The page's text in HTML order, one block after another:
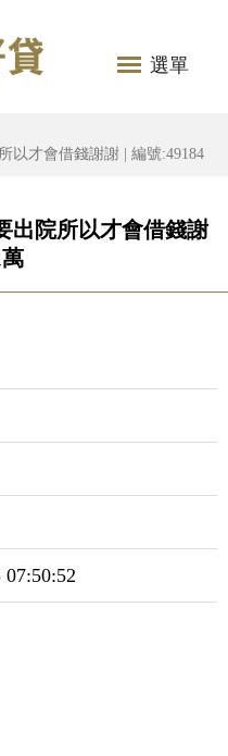
選單
以才會借錢謝謝 | 編號:49184
出院所以才會借錢謝
07:50:52